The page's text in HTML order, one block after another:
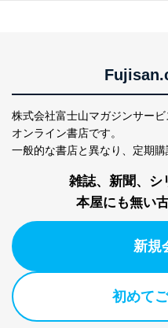
株式会社富士山マガジンサービ
オンライン書店です。
一般的な書店と異なり、 定期購
雑誌、新聞、シ
本屋にも無い
新規
初めて